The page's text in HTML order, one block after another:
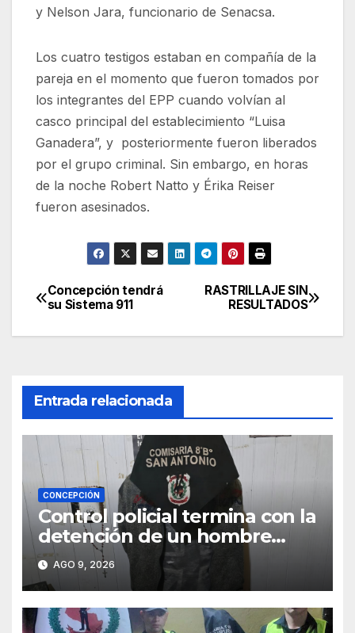
y Nelson Jara, funcionario de Senacsa.
Los cuatro testigos estaban en compañía de la
pareja en el momento que fueron tomados por
los integrantes del EPP cuando volvían al
casco principal del establecimiento “Luisa
Ganadera”, y posteriormente fueron liberados
por el grupo criminal. Sin embargo, en horas
de la noche Robert Natto y Érika Reiser
fueron asesinados.
Navegación
de
RASTRILLAJE SIN
RESULTADOS
Concepción tendrá
su Sistema 911
Entrada relacionada
CONCEPCIÓN
Control policial termina con la
detención de un hombre
requerido por la justicia
AGO 9, 2026